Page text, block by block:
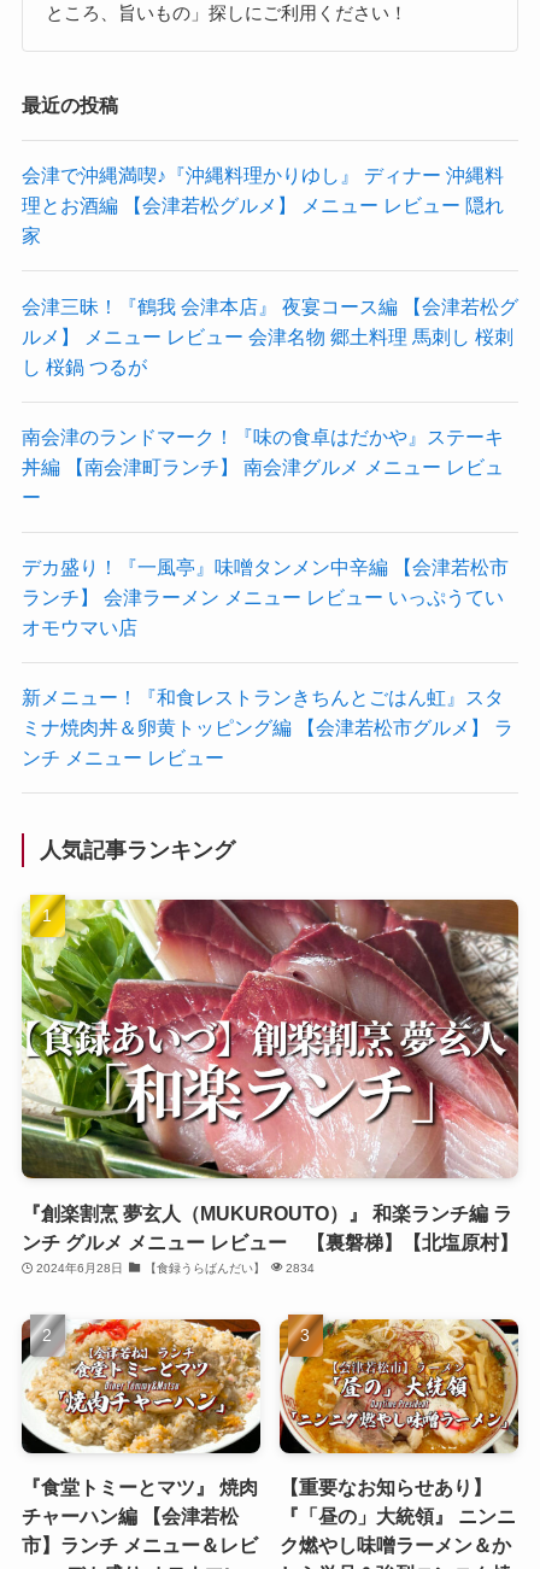
ところ、旨いもの」探しにご利用ください！
最近の投稿
会津で沖縄満喫♪『沖縄料理かりゆし』 ディナー 沖縄料
理とお酒編 【会津若松グルメ】 メニュー レビュー 隠れ
家
会津三昧！『鶴我 会津本店』 夜宴コース編 【会津若松グ
ルメ】 メニュー レビュー 会津名物 郷土料理 馬刺し 桜刺
し 桜鍋 つるが
南会津のランドマーク！『味の食卓はだかや』ステーキ
丼編 【南会津町ランチ】 南会津グルメ メニュー レビュ
ー
デカ盛り！『一風亭』味噌タンメン中辛編 【会津若松市
ランチ】 会津ラーメン メニュー レビュー いっぷうてい
オモウマい店
新メニュー！『和食レストランきちんとごはん虹』スタ
ミナ焼肉丼＆卵黄トッピング編 【会津若松市グルメ】 ラ
ンチ メニュー レビュー
人気記事ランキング
『創楽割烹 夢玄人（MUKUROUTO）』 和楽ランチ編 ラ
ンチ グルメ メニュー レビュー 【裏磐梯】【北塩原村】
2024年6月28日 【食録うらばんだい】 2834
『食堂トミーとマツ』 焼肉
チャーハン編 【会津若松
市】ランチ メニュー＆レビ
【重要なお知らせあり】
『「昼の」大統領』 ニンニ
ク燃やし味噌ラーメン＆か